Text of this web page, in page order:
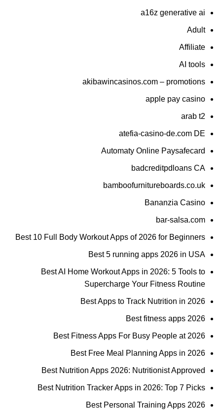
a16z generative ai
Adult
Affiliate
AI tools
akibawincasinos.com – promotions
apple pay casino
arab t2
atefia-casino-de.com DE
Automaty Online Paysafecard
badcreditpdloans CA
bamboofurnitureboards.co.uk
Bananzia Casino
bar-salsa.com
Best 10 Full Body Workout Apps of 2026 for Beginners
Best 5 running apps 2026 in USA
Best AI Home Workout Apps in 2026: 5 Tools to
Supercharge Your Fitness Routine
Best Apps to Track Nutrition in 2026
Best fitness apps 2026
Best Fitness Apps For Busy People at 2026
Best Free Meal Planning Apps in 2026
Best Nutrition Apps 2026: Nutritionist Approved
Best Nutrition Tracker Apps in 2026: Top 7 Picks
Best Personal Training Apps 2026